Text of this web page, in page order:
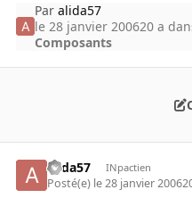
Paralida57
le 28 janvier 200620 a
Composants
alida57 INpactien
Posté(e) le 28 janvier 2006